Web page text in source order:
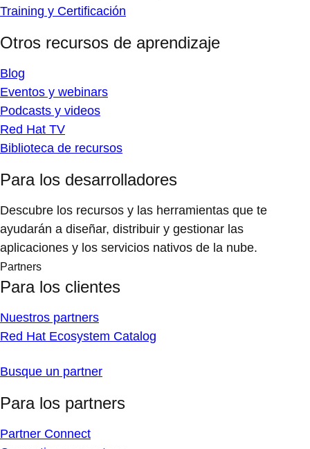
Training y Certificación
Otros recursos de aprendizaje
Blog
Eventos y webinars
Podcasts y videos
Red Hat TV
Biblioteca de recursos
Para los desarrolladores
Descubre los recursos y las herramientas que te
ayudarán a diseñar, distribuir y gestionar las
aplicaciones y los servicios nativos de la nube.
Partners
Para los clientes
Nuestros partners
Red Hat Ecosystem Catalog
Busque un partner
Para los partners
Partner Connect